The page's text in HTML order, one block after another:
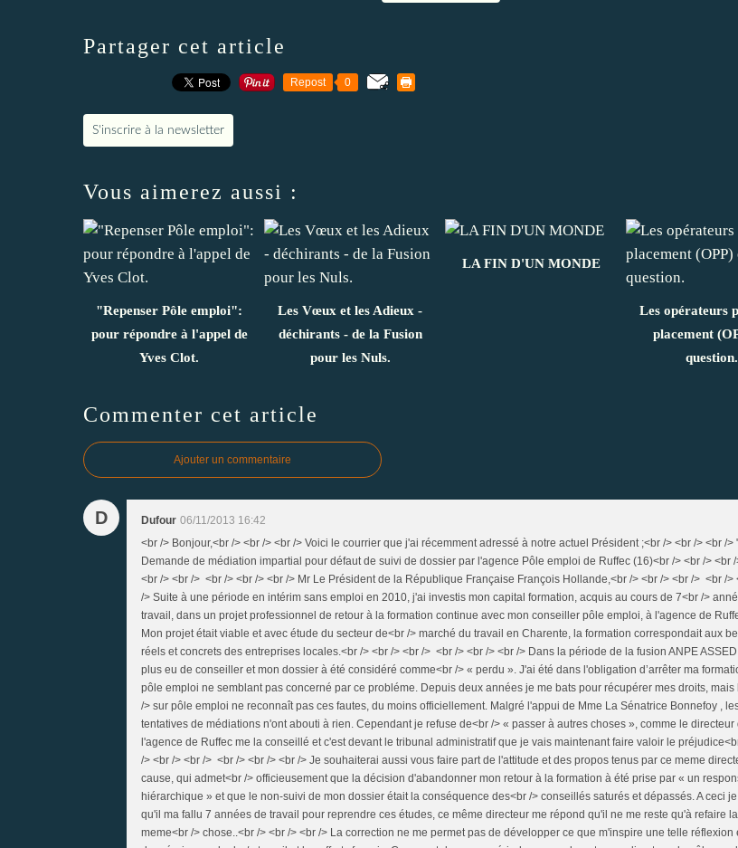
Partager cet article
Repost 0
S'inscrire à la newsletter
Vous aimerez aussi :
"Repenser Pôle emploi":
pour répondre à l'appel de
Yves Clot.
Les Vœux et les Adieux -
déchirants - de la Fusion
pour les Nuls.
LA FIN D'UN MONDE
Les opérateurs
placement
question.
Commenter cet article
Ajouter un commentaire
D Dufour 06/11/2013 16:42
<br /> Bonjour,<br /> <br /> <br /> Voici le courrier que j'ai récemment adressé à notre actuel Président ;<br /> <br /> <br />
Demande de médiation impartial pour défaut de suivi de dossier par l'agence Pôle emploi de Ruffec (16)<br /> <br /> <br
<br /> <br /> <br /> <br /> <br /> Mr Le Président de la République Française François Hollande,<br /> <br /> <br /> <br />
/> Suite à une période en intérim sans emploi en 2010, j'ai investis mon capital formation, acquis au cours de 7<br />
travail, dans un projet professionnel de retour à la formation continue avec mon conseiller pôle emploi, à l'agence de
Mon projet était viable et avec étude du secteur de<br /> marché du travail en Charente, la formation correspondait aux
réels et concrets des entreprises locales.<br /> <br /> <br /> <br /> <br /> <br /> Dans la période de la fusion ANPE
plus eu de conseiller et mon dossier à été considéré comme<br /> « perdu ». J'ai été dans l'obligation d’arrêter ma
pôle emploi ne semblant pas concerné par ce probléme. Depuis deux années je me bats pour récupérer mes droits, mais
/> sur pôle emploi ne reconnaît pas ces fautes, du moins officiellement. Malgré l'appui de Mme La Sénatrice Bonnefoy ,
tentatives de médiations n'ont abouti à rien. Cependant je refuse de<br /> « passer à autres choses », comme le directeur
l'agence de Ruffec me la conseillé et c'est devant le tribunal administratif que je vais maintenant faire valoir le
/> <br /> <br /> <br /> <br /> <br /> Je souhaiterai aussi vous faire part de l'attitude et des propos tenus par ce meme
cause, qui admet<br /> officieusement que la décision d'abandonner mon retour à la formation à été prise par « un
hiérarchique » et que le non-suivi de mon dossier était la conséquence des<br /> conseillés saturés et dépassés. A ceci
qu'il ma fallu 7 années de travail pour reprendre ces études, ce même directeur me répond qu'il ne me reste qu'à refaire la
meme<br /> chose..<br /> <br /> <br /> La correction ne me permet pas de développer ce que m'inspire une telle réflexion